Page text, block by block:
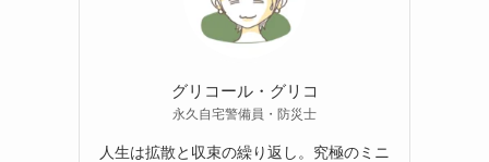
グリコール・グリコ
永久自宅警備員・防災士
人生は拡散と収束の繰り返し。究極のミニ